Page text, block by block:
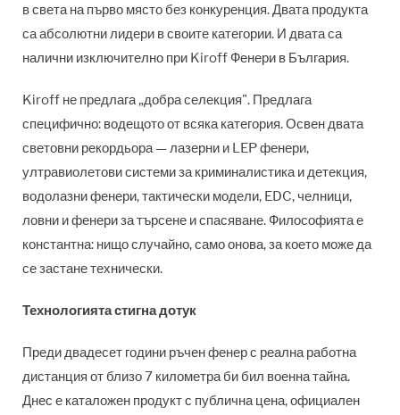
в света на първо място без конкуренция. Двата продукта
са абсолютни лидери в своите категории. И двата са
налични изключително при Kiroff Фенери в България.
Kiroff не предлага „добра селекция". Предлага
специфично: водещото от всяка категория. Освен двата
световни рекордьора — лазерни и LEP фенери,
ултравиолетови системи за криминалистика и детекция,
водолазни фенери, тактически модели, EDC, челници,
ловни и фенери за търсене и спасяване. Философията е
константна: нищо случайно, само онова, за което може да
се застане технически.
Технологията стигна дотук
Преди двадесет години ръчен фенер с реална работна
дистанция от близо 7 километра би бил военна тайна.
Днес е каталожен продукт с публична цена, официален